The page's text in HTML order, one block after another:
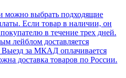
можно выбрать подходящие
Если товар в наличии, он
в течение трех дней.
лейблом доставляется
за МКАД оплачивается
доставка товаров по России.